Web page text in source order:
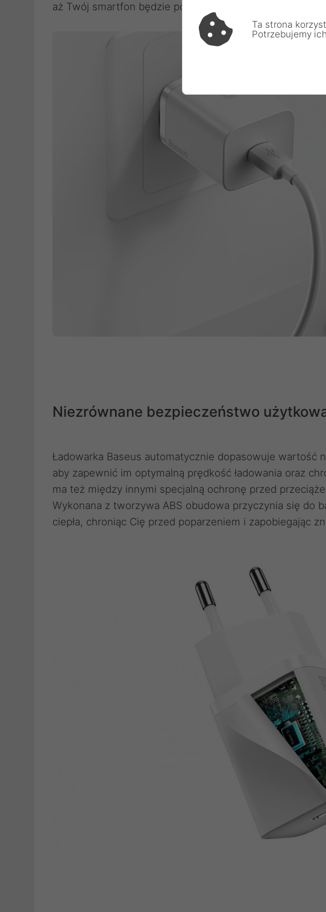
aż Twój smartfon będzie ponownie gotowy do działania!
Niezrównane bezpieczeństwo
Ładowarka Baseus automatycznie dopasowuje wartość
aby zapewnić im optymalną prędkość ładowania oraz
ma też między innymi specjalną ochronę przed
Wykonana z tworzywa ABS obudowa przyczynia się do
ciepła, chroniąc Cię przed poparzeniem i zapobiegając
Ta strona
Potrzebujemy